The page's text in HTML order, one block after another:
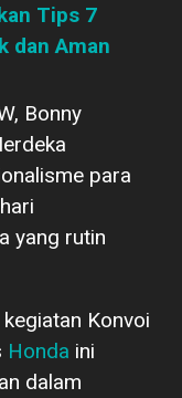
Tips 7
dan Aman
Bonny
para
yang rutin
Konvoi
Honda ini
dalam